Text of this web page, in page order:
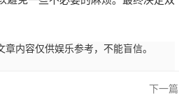
内容仅供娱乐参考，不能盲信。
下一篇